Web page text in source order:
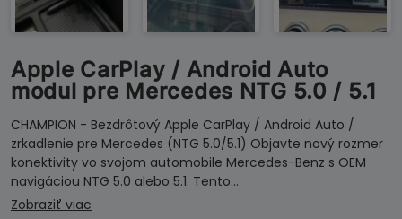
Apple CarPlay / Android Auto
modul pre Mercedes NTG 5.0 / 5.1
CHAMPION - Bezdrôtový Apple CarPlay / Android Auto /
zrkadlenie pre Mercedes (NTG 5.0/5.1) Objavte nový rozmer
konektivity vo svojom automobile Mercedes-Benz s OEM
navigáciou NTG 5.0 alebo 5.1. Tento…
Zobraziť viac